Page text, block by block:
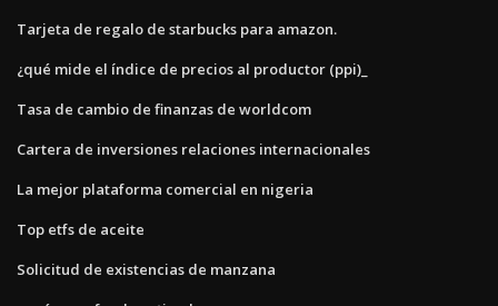
Tarjeta de regalo de starbucks para amazon.
¿qué mide el índice de precios al productor (ppi)_
Tasa de cambio de finanzas de worldcom
Cartera de inversiones relaciones internacionales
La mejor plataforma comercial en nigeria
Top etfs de aceite
Solicitud de existencias de manzana